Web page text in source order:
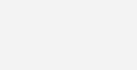
den Eigenverbrauch der
zum Jahresende
im Strommix 2023